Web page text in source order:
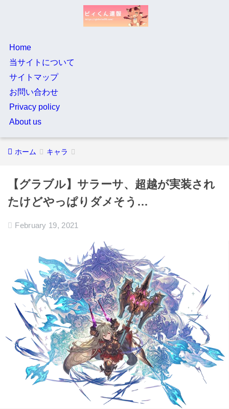
Home
当サイトについて
サイトマップ
お問い合わせ
Privacy policy
About us
ホーム キャラ
【グラブル】サラーサ、超越が実装され
たけどやっぱりダメそう…
February 19, 2021